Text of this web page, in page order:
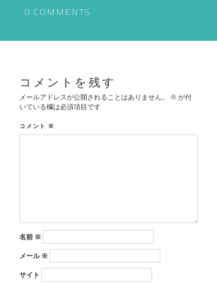
シ
0 COMMENTS
コメントを残す
メールアドレスが公開されることはありません。 ※ が付
いている欄は必須項目です
コメント ※
名前 ※
メール※
サイト